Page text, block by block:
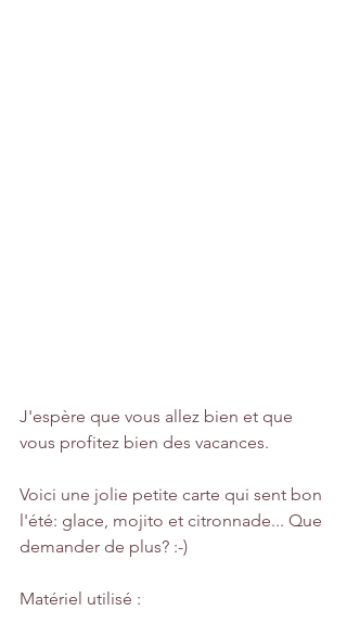
J'espère que vous allez bien et que
vous profitez bien des vacances.
Voici une jolie petite carte qui sent bon
l'été: glace, mojito et citronnade... Que
demander de plus? :-)
Matériel utilisé :